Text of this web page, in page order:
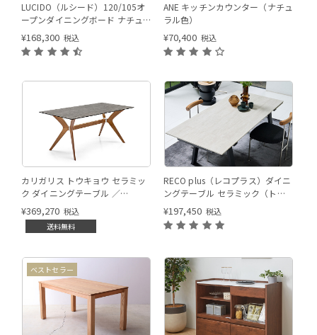
LUCIDO（ルシード）120/105オ
ープンダイニングボード ナチュ
ラル色
¥168,300 税込
ANE キッチンカウンター（ナチュ
ラル色）
¥70,400 税込
カリガリス トウキョウ セラミッ
ク ダイニングテーブル ／
Calligaris TOKYO ceramic Dining
table[CS18-FR] P321
¥369,270 税込
送料無料
RECO plus（レコプラス）ダイニ
ングテーブル セラミック（トラ
バーチン）
¥197,450 税込
ベストセラー